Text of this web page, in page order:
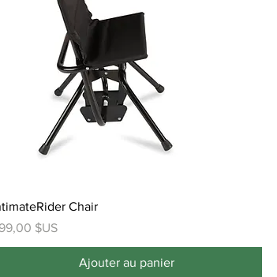
Chair
$US
Ajouter au panier